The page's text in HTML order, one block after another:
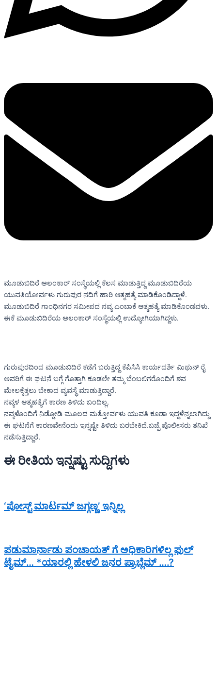
ಮೂಡುಬಿದಿರೆ ಅಲಂಕಾರ್ ಸಂಸ್ಥೆಯಲ್ಲಿ ಕೆಲಸ ಮಾಡುತ್ತಿದ್ದ ಮೂಡುಬಿದಿರೆಯ
ಯುವತಿಯೋರ್ವಳು ಗುರುಪುರ ನದಿಗೆ ಹಾರಿ ಆತ್ಮಹತ್ಯೆ ಮಾಡಿಕೊಂಡಿದ್ದಾಳೆ.
ಮೂಡುಬಿದಿರೆ ಗಾಂಧಿನಗರ ಸಮೀಪದ ನವ್ಯ ಎಂಬಾಕೆ ಆತ್ಮಹತ್ಯೆ ಮಾಡಿಕೊಂಡವಳು.
ಈಕೆ ಮೂಡುಬಿದಿರೆಯ ಅಲಂಕಾರ್ ಸಂಸ್ಥೆಯಲ್ಲಿ ಉದ್ಯೋಗಿಯಾಗಿದ್ದಳು.
ಗುರುಪುರದಿಂದ ಮೂಡುಬಿದಿರೆ ಕಡೆಗೆ ಬರುತ್ತಿದ್ದ ಕೆಪಿಸಿಸಿ ಕಾರ್ಯದರ್ಶಿ ಮಿಥುನ್ ರೈ
ಅವರಿಗೆ ಈ ಘಟನೆ ಬಗ್ಗೆ ಗೊತ್ತಾಗಿ ಕೂಡಲೇ ತಮ್ಮ ಬೆಂಬಲಿಗರೊಂದಿಗೆ ಶವ
ಮೇಲಕ್ಕೆತ್ತಲು ಬೇಕಾದ ವ್ಯವಸ್ಥೆ ಮಾಡುತ್ತಿದ್ದಾರೆ.
ನವ್ಯಳ ಆತ್ಮಹತ್ಯೆಗೆ ಕಾರಣ ತಿಳಿದು ಬಂದಿಲ್ಲ.
ನವ್ಯಳೊಂದಿಗೆ ನಿಡ್ಡೋಡಿ ಮೂಲದ ಮತ್ತೋರ್ವಳು ಯುವತಿ ಕೂಡಾ ಇದ್ದಳೆನ್ನಲಾಗಿದ್ದು
ಈ ಘಟನೆಗೆ ಕಾರಣವೇನೆಂದು ಇನ್ನಷ್ಟೇ ತಿಳಿದು ಬರಬೇಕಿದೆ.ಬಜ್ಪೆ ಪೊಲೀಸರು ತನಿಖೆ
ನಡೆಸುತ್ತಿದ್ದಾರೆ.
ಈ ರೀತಿಯ ಇನ್ನಷ್ಟು ಸುದ್ದಿಗಳು
‘ಪೋಸ್ಟ್ ಮಾರ್ಟಮ್ ಜಗ್ಗಣ್ಣ’ ಇನ್ನಿಲ್ಲ
ಪಡುಮಾರ್ನಾಡು ಪಂಚಾಯತ್ ಗೆ ಅಧಿಕಾರಿಗಳಿಲ್ಲ ಫುಲ್
ಟೈಮ್… *ಯಾರಲ್ಲಿ ಹೇಳಲಿ ಜನರ ಪ್ರಾಬ್ಲೆಮ್ ….?